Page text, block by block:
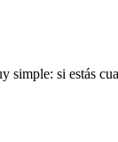
simple: si estás